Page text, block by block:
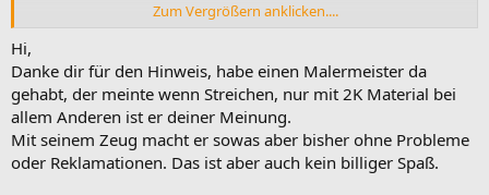
Zum Vergrößern anklicken....
Hi,
Danke dir für den Hinweis, habe einen Malermeister da
gehabt, der meinte wenn Streichen, nur mit 2K Material bei
allem Anderen ist er deiner Meinung.
Mit seinem Zeug macht er sowas aber bisher ohne Probleme
oder Reklamationen. Das ist aber auch kein billiger Spaß.